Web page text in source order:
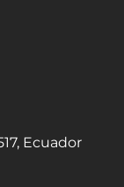
Ecuador